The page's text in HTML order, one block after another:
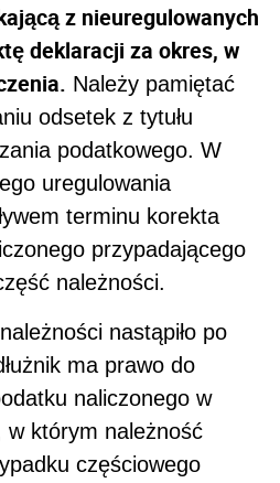
z nieuregulowanych
deklaracji za okres, w
Należy pamiętać
odsetek z tytułu
podatkowego. W
uregulowania
terminu korekta
przypadającego
należności.
nastąpiło po
ma prawo do
naliczonego w
w którym należność
częściowego